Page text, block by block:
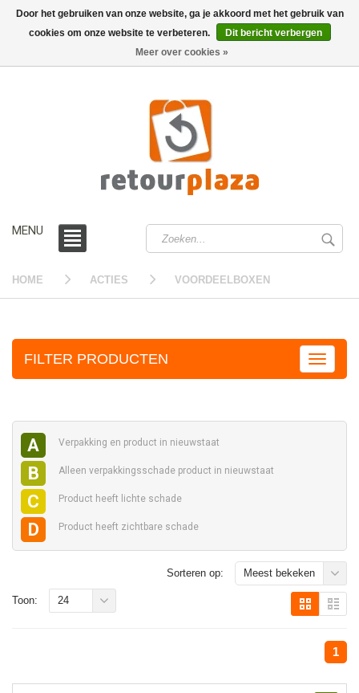
MENU
HOME ACTIES VOORDEELBOXEN
FILTER PRODUCTEN
A Verpakking en product in nieuwstaat
B Alleen verpakkingsschade product in nieuwstaat
C Product heeft lichte schade
D Product heeft zichtbare schade
Sorteren op: Meest bekeken
1
Toon: 24
Door het gebruiken van onze website, ga je akkoord met het gebruik van
cookies om onze website te verbeteren.
Dit bericht verbergen
Meer over cookies »